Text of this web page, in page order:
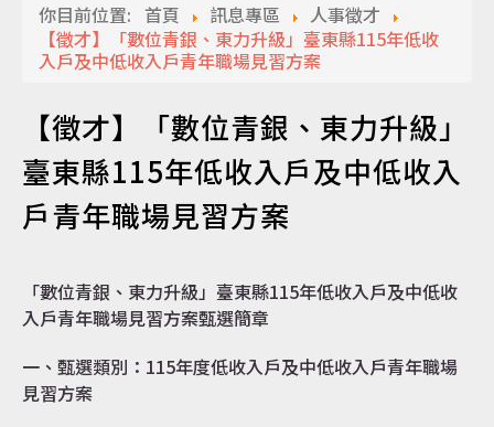
代表會
認識達仁
訊息專區
你目前位置: 首頁 訊息專區
人事徵才
【徵才】「數位青銀、東力升級」臺東縣115年低收
入戶及中低收入戶青年職場見習方案
【徵才】「數位青銀、東力升級」
臺東縣115年低收入戶及中低收入
戶青年職場見習方案
「數位青銀、東力升級」臺東縣115年低收入戶及中低收
入戶青年職場見習方案甄選簡章
一、甄選類別：115年度低收入戶及中低收入戶青年職場
見習方案